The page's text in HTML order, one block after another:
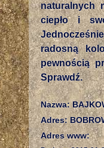
naturalnych
ciepło i
radosną
pewnością
Sprawdź.
Nazwa:
Adres:
Adres www: